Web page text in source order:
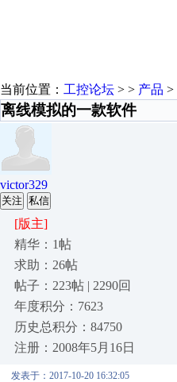
当前位置： 工控论坛 > > 产品 >
离线模拟的一款软件
victor329
关注 私信
[版主]
精华：1帖
求助：26帖
帖子：223帖 | 2290回
年度积分：7623
历史总积分：84750
注册：2008年5月16日
发表于：2017-10-20 16:32:05